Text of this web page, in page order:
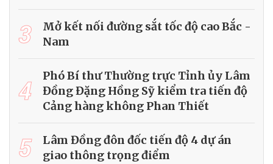
3
Mở kết nối đường sắt tốc độ cao Bắc -
Nam
4
Phó Bí thư Thường trực Tỉnh ủy Lâm
Đồng Đặng Hồng Sỹ kiểm tra tiến độ
Cảng hàng không Phan Thiết
5
Lâm Đồng đôn đốc tiến độ 4 dự án
giao thông trọng điểm